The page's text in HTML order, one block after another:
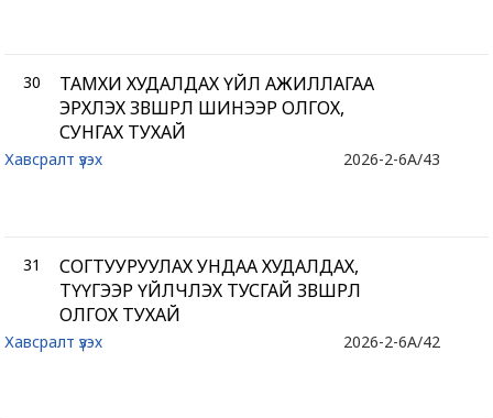
30
ТАМХИ ХУДАЛДАХ ҮЙЛ АЖИЛЛАГАА
ЭРХЛЭХ ЗӨВШӨӨРӨЛ ШИНЭЭР ОЛГОХ,
СУНГАХ ТУХАЙ
2026-2-6A/43
Хавсралт үзэх
31
СОГТУУРУУЛАХ УНДАА ХУДАЛДАХ,
ТҮҮГЭЭР ҮЙЛЧЛЭХ ТУСГАЙ ЗӨВШӨӨРӨЛ
ОЛГОХ ТУХАЙ
2026-2-6A/42
Хавсралт үзэх